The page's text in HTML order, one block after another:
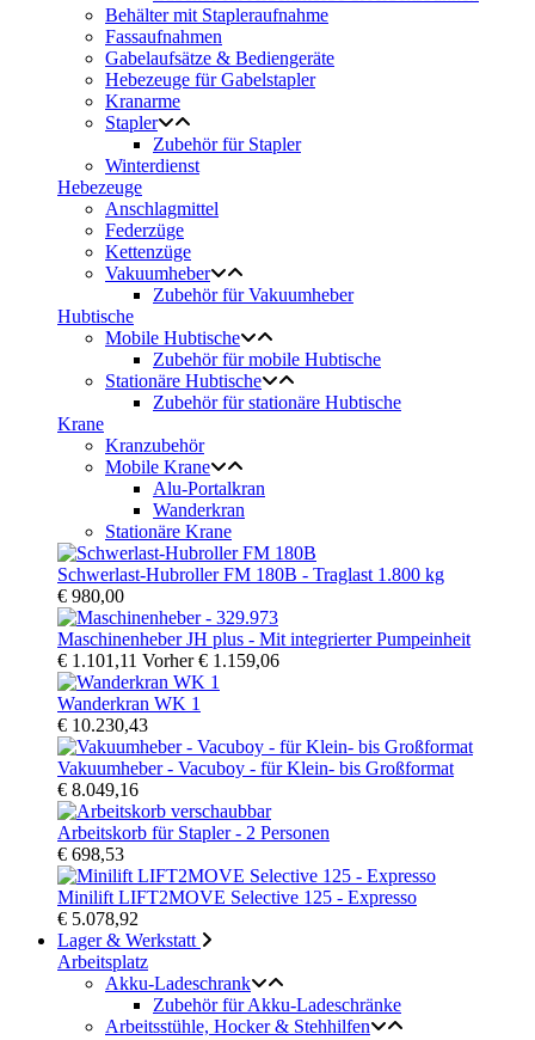
Behälter mit Stapleraufnahme
Fassaufnahmen
Gabelaufsätze & Bediengeräte
Hebezeuge für Gabelstapler
Kranarme
Stapler
Zubehör für Stapler
Winterdienst
Hebezeuge
Anschlagmittel
Federzüge
Kettenzüge
Vakuumheber
Zubehör für Vakuumheber
Hubtische
Mobile Hubtische
Zubehör für mobile Hubtische
Stationäre Hubtische
Zubehör für stationäre Hubtische
Krane
Kranzubehör
Mobile Krane
Alu-Portalkran
Wanderkran
Stationäre Krane
Schwerlast-Hubroller FM 180B - Traglast 1.800 kg
€ 980,00
Maschinenheber JH plus - Mit integrierter Pumpeinheit
€ 1.101,11 Vorher€ 1.159,06
Wanderkran WK 1
€ 10.230,43
Vakuumheber - Vacuboy - für Klein- bis Großformat
€ 8.049,16
Arbeitskorb für Stapler - 2 Personen
€ 698,53
Minilift LIFT2MOVE Selective 125 - Expresso
€ 5.078,92
Lager & Werkstatt
Arbeitsplatz
Akku-Ladeschrank
Zubehör für Akku-Ladeschränke
Arbeitsstühle, Hocker & Stehhilfen